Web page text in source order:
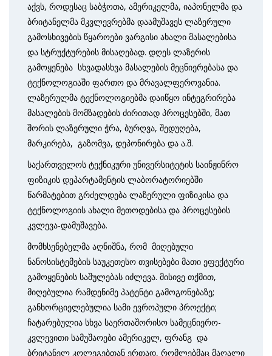
აქვს, როდესაც საბჭოთა, ამერიკელმა, იაპონელმა და
ბრიტანელმა მკვლევრებმა დაამუშავეს ლაზერული
გამოსხივების წყაროები ვარგისი ახალი მასალებისა
და სტრუქტურების მისაღებად. დღეს ლაზერის
გამოყენება სხვადასხვა მასალების მეცნიერებასა და
ტექნოლოგიაში ფართო და მრავალფეროვანია.
ლაზერულმა ტექნოლოგიებმა დაიწყო ინტეგრირება
მასალების მომზადების ძირითად პროცესებში, მათ
შორის ლაზერული ჭრა, ბურღვა, შედუღება,
მარკირება, გაზომვა, დეპონირება და ა.შ.
საქართველოს ტექნიკური უნივერსიტეტის საინჟინრო
ფიზიკის დეპარტამენტის ლაბორატორიებში
წარმატებით გრძელდება ლაზერული ფიზიკისა და
ტექნოლოგიის ახალი მეთოდებისა და პროცესების
კვლევა-დამუშავება.
მომხსენებელმა აღნიშნა, რომ მიღებული
ნანოსისტემების საუკეთესო თვისებები მათი ეფექტური
გამოყენების საშულებას იძლევა. მისივე თქმით,
მიღებულია რამდენიმე პატენტი გამოგონებაზე;
განხორციელებულია სამი ევროპული პროექტი;
ჩატარებულია სხვა საერთაშორისო სამეცნიერო-
კვლევითი სამუშაოები ამერიკელ, ფრანგ და
ბრიტანელ კოლეგებთან ერთად, რომლებმაც მაღალი